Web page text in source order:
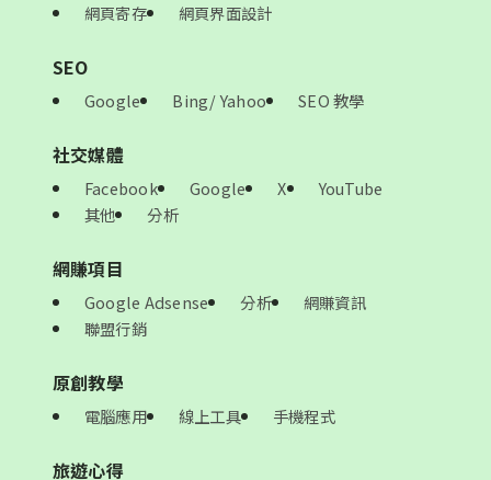
網頁寄存
網頁界面設計
SEO
Google Bing/ Yahoo SEO 教學
社交媒體
Facebook Google X
YouTube
其他
分析
網賺項目
Google Adsense 分析
網賺資訊
聯盟行銷
原創教學
電腦應用 線上工具 手機程式
旅遊心得